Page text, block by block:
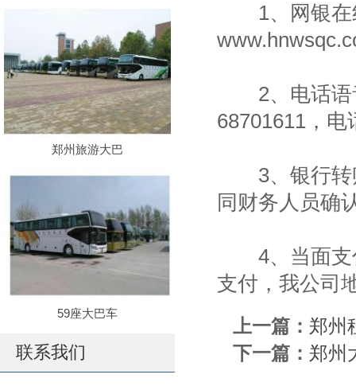
郑州旅游大巴
59座大巴车
联系我们
1、网银在
2、电话语
68701611，
3、银行转
同财务人员确
4、当面支
支付，我公司
上一篇： 郑州
下一篇： 郑州